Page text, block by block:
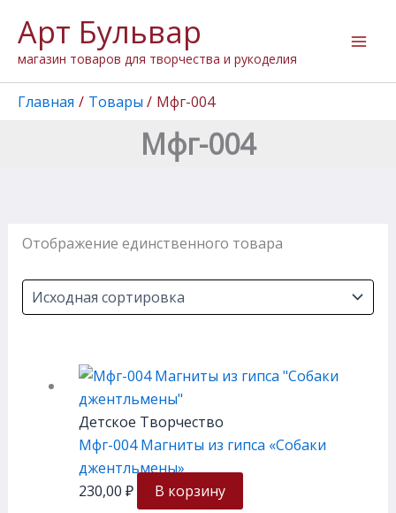
содержимому
Арт Бульвар
магазин товаров для творчества и рукоделия
Главная Товары Мфг-004
Мфг-004
Отображение единственного товара
Детское Творчество
Мфг-004 Магниты из гипса «Собаки
джентльмены»
230,00 ₽ В корзину